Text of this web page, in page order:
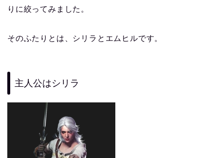
りに絞ってみました。
そのふたりとは、シリラとエムヒルです。
主人公はシリラ